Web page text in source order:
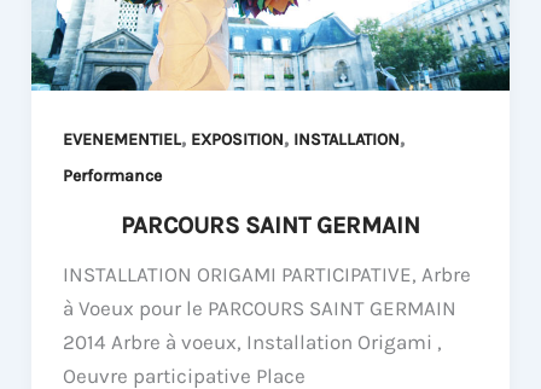
EVENEMENTIEL, EXPOSITION, INSTALLATION,
Performance
PARCOURS SAINT GERMAIN
INSTALLATION ORIGAMI PARTICIPATIVE, Arbre
à Voeux pour le PARCOURS SAINT GERMAIN
2014 Arbre à voeux, Installation Origami ,
Oeuvre participative Place